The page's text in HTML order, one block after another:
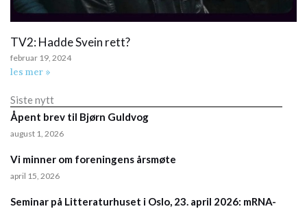
Siste nytt
Åpent brev til Bjørn Guldvog
august 1, 2026
Vi minner om foreningens årsmøte
april 15, 2026
Seminar på Litteraturhuset i Oslo, 23. april 2026: mRNA-
TV2: Hadde Svein rett?
februar 19, 2024
les mer »